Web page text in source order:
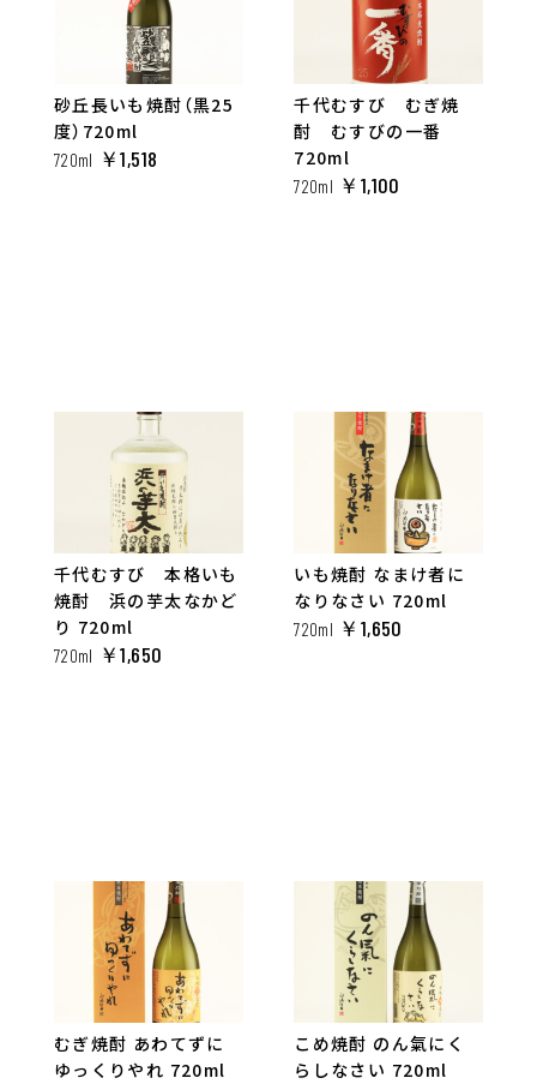
砂丘長いも焼酎（黒25
度）720ml
720ml ￥1,518
千代むすび むぎ焼
酎 むすびの一番
720ml
720ml ￥1,100
千代むすび 本格いも
焼酎 浜の芋太なかど
り 720ml
720ml ￥1,650
いも焼酎 なまけ者に
なりなさい 720ml
720ml ￥1,650
むぎ焼酎 あわてずに
ゆっくりやれ 720ml
こめ焼酎 のん氣にく
らしなさい 720ml